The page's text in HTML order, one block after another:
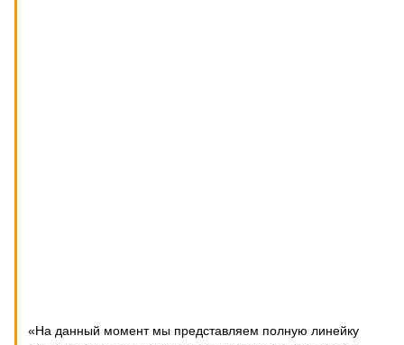
«На данный момент мы представляем полную линейку